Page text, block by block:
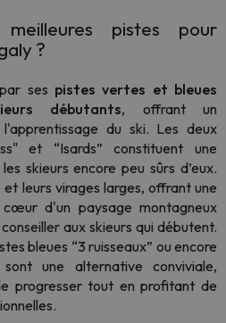
pistes pour
?
ses pistes vertes et bleues
débutants, offrant un
du ski. Les deux
et “Isards” constituent une
skieurs encore peu sûrs d’eux.
leurs virages larges, offrant une
d'un paysage montagneux
aux skieurs qui débutent.
bleues “3 ruisseaux” ou encore
sont une alternative conviviale,
progresser tout en profitant de